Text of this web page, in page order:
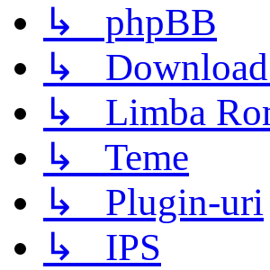
↳ phpBB
↳ Download
↳ Limba
↳ Teme
↳ Plugin-uri
↳ IPS